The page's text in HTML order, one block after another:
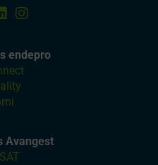
endepro
Avangest